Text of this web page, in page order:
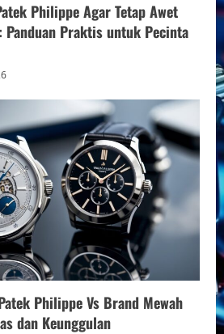
Philippe Agar Tetap Awet
Praktis untuk Pecinta
Philippe Vs Brand Mewah
dan Keunggulan